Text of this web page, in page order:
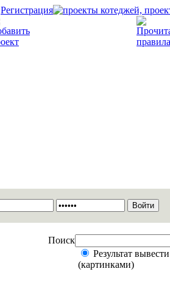
Регистрация
Поиск
Результат
(картинками)